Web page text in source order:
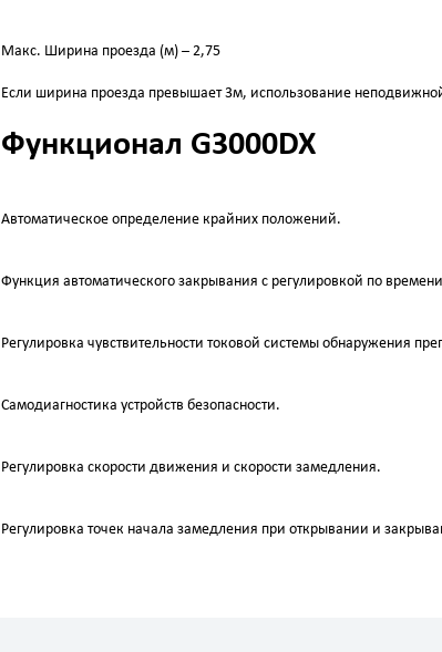
Макс. Ширина проезда (м) – 2,75
Если ширина проезда превышает 3м, использование
Функционал G3000DX
Автоматическое определение крайних положений.
Функция автоматического закрывания с регулировкой по
Регулировка чувствительности токовой системы обнаружения
Самодиагностика устройств безопасности.
Регулировка скорости движения и скорости замедления.
Регулировка точек начала замедления при открывании и